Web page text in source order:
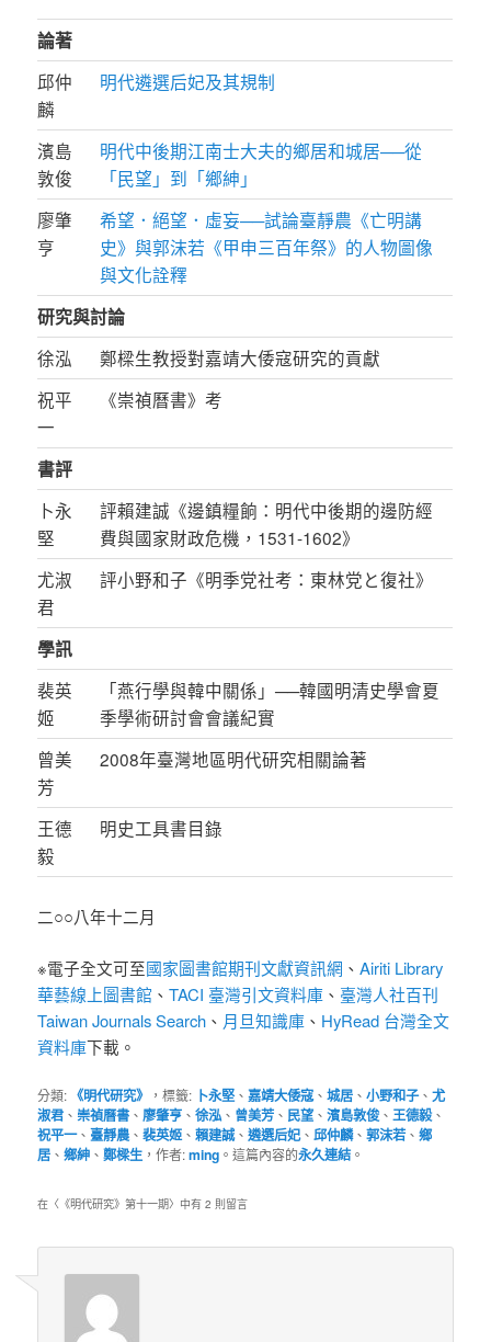
論著
邱仲
麟
明代遴選后妃及其規制
濱島
敦俊
明代中後期江南士大夫的鄉居和城居──從
「民望」到「鄉紳」
廖肇
亨
希望．絕望．虛妄──試論臺靜農《亡明講
史》與郭沫若《甲申三百年祭》的人物圖像
與文化詮釋
研究與討論
徐泓
鄭樑生教授對嘉靖大倭寇研究的貢獻
祝平
一
《崇禎曆書》考
書評
卜永
堅
評賴建誠《邊鎮糧餉：明代中後期的邊防經
費與國家財政危機，1531-1602》
尤淑
君
評小野和子《明季党社考：東林党と復社》
學訊
裴英
姬
「燕行學與韓中關係」──韓國明清史學會夏
季學術研討會會議紀實
曾美
芳
2008年臺灣地區明代研究相關論著
王德
毅
明史工具書目錄
二○○八年十二月
※電子全文可至國家圖書館期刊文獻資訊網 、Airiti Library
華藝線上圖書館 、TACI 臺灣引文資料庫 、 臺灣人社百刊
Taiwan Journals Search 、 月旦知識庫 、 HyRead 台灣全文
資料庫下載。
分類: 《明代研究》 ，標籤: 卜永堅、嘉靖大倭寇、城居 、小野和子、尤
淑君 、 崇禎曆書 、 廖肇亨 、徐泓 、 曾美芳 、 民望 、濱島敦俊 、王德毅、
祝平一、臺靜農 、裴英姬 、賴建誠、遴選后妃、邱仲麟、郭沫若 、鄉
居 、鄉紳 、鄭樑生 ，作者:ming 。這篇內容的永久連結。
在〈 《明代研究》第十一期〉中有 2 則留言